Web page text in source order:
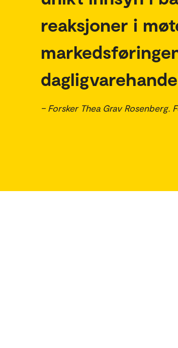
reaksjoner i
– Forsker Thea Grav Rosenberg.